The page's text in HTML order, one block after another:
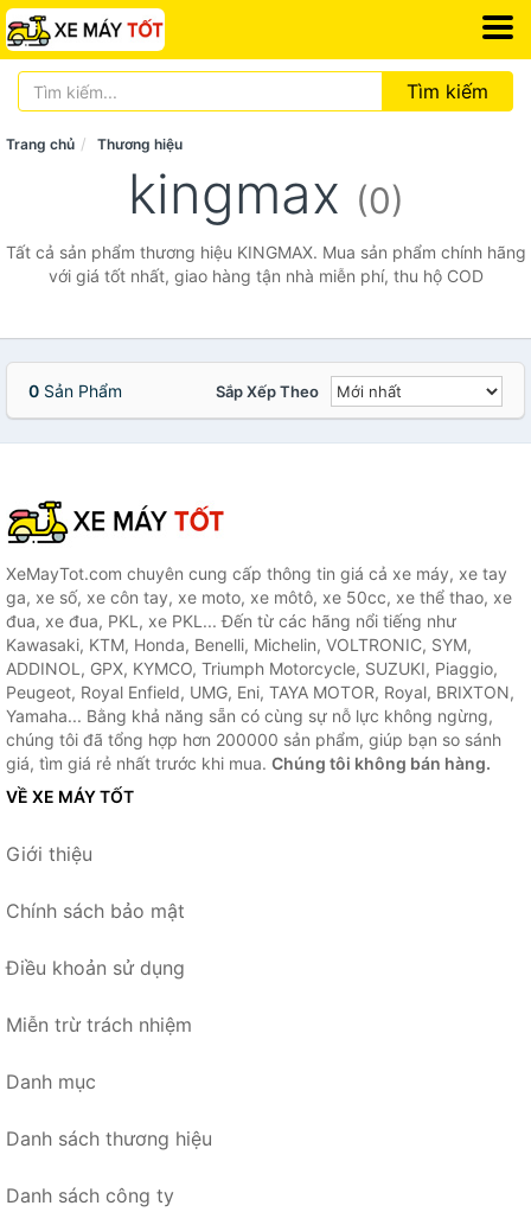
Tìm kiếm
Trang chủ Thương hiệu
kingmax (0)
Tất cả sản phẩm thương hiệu KINGMAX. Mua sản phẩm chính hãng
với giá tốt nhất, giao hàng tận nhà miễn phí, thu hộ COD
0 Sản Phẩm Sắp Xếp Theo
XeMayTot.com chuyên cung cấp thông tin giá cả xe máy, xe tay
ga, xe số, xe côn tay, xe moto, xe môtô, xe 50cc, xe thể thao, xe
đua, xe đua, PKL, xe PKL... Đến từ các hãng nổi tiếng như
Kawasaki, KTM, Honda, Benelli, Michelin, VOLTRONIC, SYM,
ADDINOL, GPX, KYMCO, Triumph Motorcycle, SUZUKI, Piaggio,
Peugeot, Royal Enfield, UMG, Eni, TAYA MOTOR, Royal, BRIXTON,
Yamaha... Bằng khả năng sẵn có cùng sự nỗ lực không ngừng,
chúng tôi đã tổng hợp hơn 200000 sản phẩm, giúp bạn so sánh
giá, tìm giá rẻ nhất trước khi mua. Chúng tôi không bán hàng.
VỀ XE MÁY TỐT
Giới thiệu
Chính sách bảo mật
Điều khoản sử dụng
Miễn trừ trách nhiệm
Danh mục
Danh sách thương hiệu
Danh sách công ty